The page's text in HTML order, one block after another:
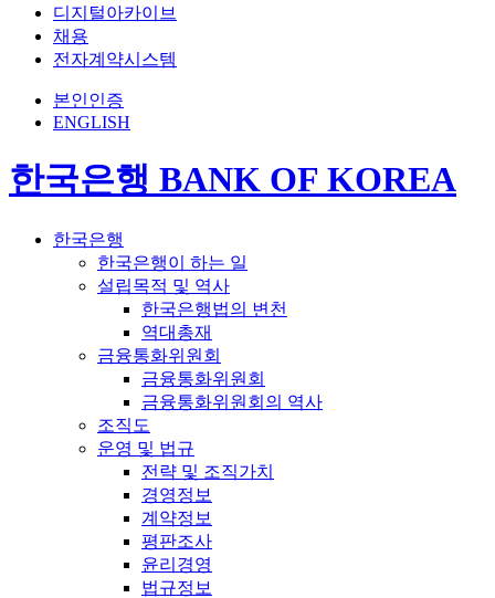
디지털아카이브
채용
전자계약시스템
본인인증
ENGLISH
한국은행 BANK OF KOREA
한국은행
한국은행이 하는 일
설립목적 및 역사
한국은행법의 변천
역대총재
금융통화위원회
금융통화위원회
금융통화위원회의 역사
조직도
운영 및 법규
전략 및 조직가치
경영정보
계약정보
평판조사
윤리경영
법규정보